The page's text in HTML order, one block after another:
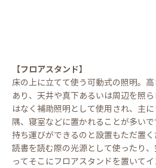
【フロアスタンド】
床の上に立てて使う可動式の照明。
あり、天井や真下あるいは周辺を照
はなく補助照明として使用され、主
隅、寝室などに置かれることが多いで
持ち運びができるのと設置もただ置く
読書を読む際の光源として使ったり
ってそこにフロアスタンドを置いて